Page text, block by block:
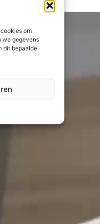
om
we gegevens
dit bepaalde